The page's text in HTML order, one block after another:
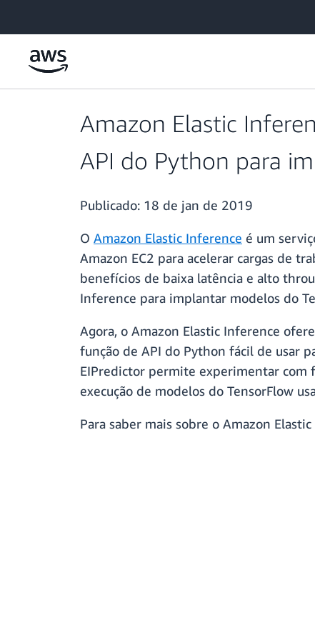
Amazon Elastic
API do Python para
Publicado: 18 de jan de 2019
O Amazon Elastic Inference é um
Amazon EC2 para acelerar cargas de
benefícios de baixa latência e alto
Inference para implantar modelos do
Agora, o Amazon Elastic Inference
função de API do Python fácil de usar
EIPredictor permite experimentar com
execução de modelos do TensorFlow
Para saber mais sobre o Amazon